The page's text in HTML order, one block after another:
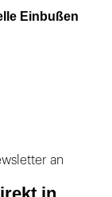
Einbußen
an